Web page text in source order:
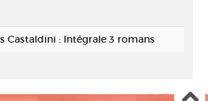
Castaldini : Intégrale 3 romans